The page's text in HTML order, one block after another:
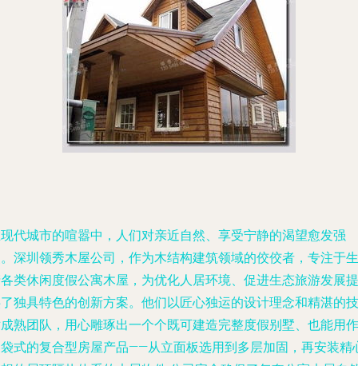
代城市的喧嚣中，人们对亲近自然、享受宁静的渴望愈发强
深圳领秀木屋公司，作为木结构建筑领域的佼佼者，专注于生
类休闲度假公寓木屋，为优化人居环境、促进生态旅游发展提
独具特色的创新方案。他们以匠心独运的设计理念和精湛的技
熟团队，用心雕琢出一个个既可建造完整度假别墅、也能用作
式的复合型房屋产品——从立面板选用到多层加固，再安装精